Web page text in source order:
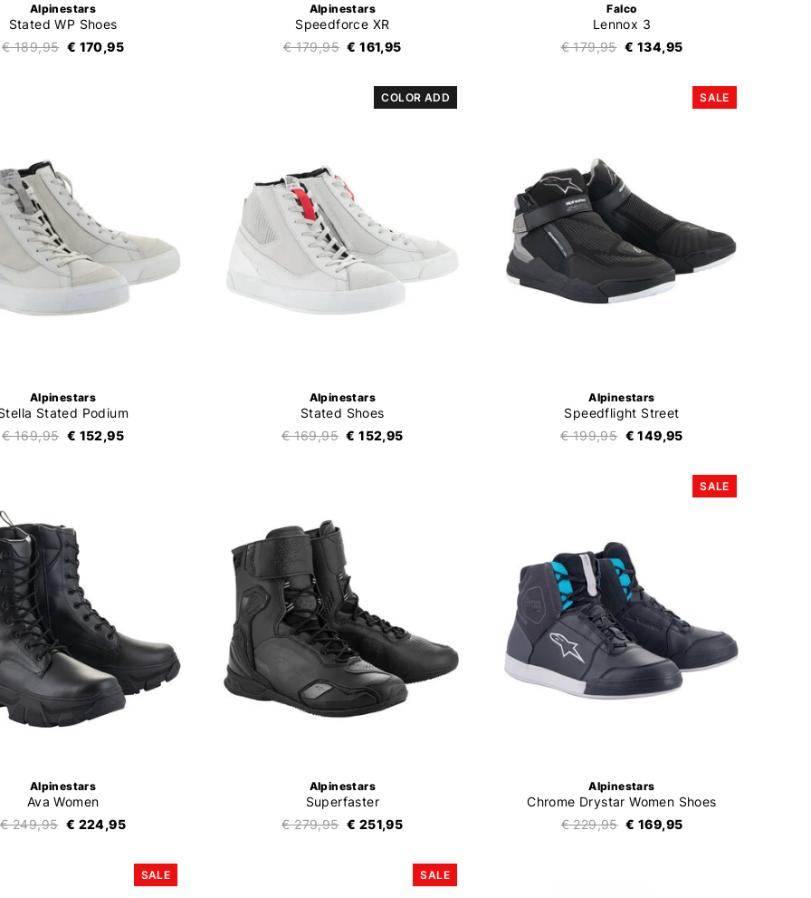
Alpinestars
Stated WP Shoes
€ 189,95 € 170,95
Alpinestars
Speedforce XR
€ 179,95 € 161,95
Falco
Lennox 3
€ 179,95 € 134,95
Alpinestars
Stated Podium
€ 169,95 € 152,95
COLOR ADD
Alpinestars
Stated Shoes
€ 169,95 € 152,95
SALE
Alpinestars
Speedflight Street
€ 199,95 € 149,95
Alpinestars
Ava Women
€ 249,95 € 224,95
Alpinestars
Superfaster
€ 279,95 € 251,95
SALE
Alpinestars
Chrome Drystar Women Shoes
€ 229,95 € 169,95
SALE SALE